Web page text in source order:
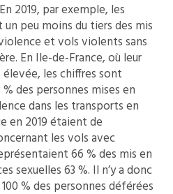
2019, par exemple, les
peu moins du tiers des mis
et vols violents sans
En Ile-de-France, où leur
les chiffres sont
des personnes mises en
dans les transports en
en 2019 étaient de
les vols avec
66 % des mis en
sexuelles 63 %. Il n’y a donc
% des personnes déférées